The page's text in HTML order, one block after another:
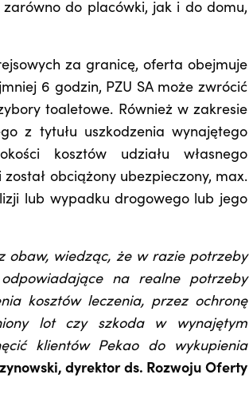
do placówki, jak i do domu,
za granicę, oferta obejmuje
6 godzin, PZU SA może zwrócić
toaletowe. Również w zakresie
z tytułu uszkodzenia wynajętego
kosztów udziału własnego
został obciążony ubezpieczony, max.
lub wypadku drogowego lub jego
obaw, wiedząc, że w razie potrzeby
na realne potrzeby
kosztów leczenia, przez ochronę
lot czy szkoda w wynajętym
klientów Pekao do wykupienia
dyrektor ds. Rozwoju Oferty